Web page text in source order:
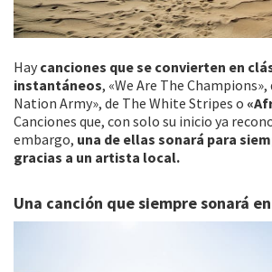
Hay canciones que se convierten en
instantáneos, «We Are The Champions»,
Nation Army», de The White Stripes o
Canciones que, con solo su inicio ya
embargo, una de ellas sonará para
gracias a un artista local.
Una canción que siempre sonará